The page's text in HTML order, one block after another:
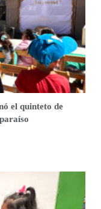
el quinteto de